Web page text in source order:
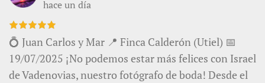
hace un día
💍 Juan Carlos y Mar 📍 Finca Calderón (Utiel) 📅
19/07/2025 ¡No podemos estar más felices con Israel
de Vadenovias, nuestro fotógrafo de boda! Desde el